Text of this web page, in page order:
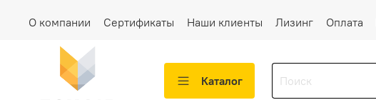
О компании Сертификаты Наши клиенты Лизинг Оплата
Каталог